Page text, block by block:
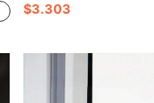
$3.303